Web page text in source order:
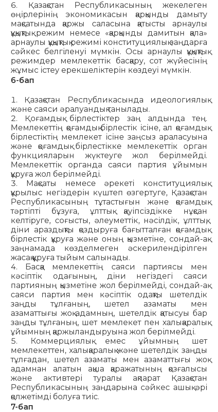
Қазақстан Республикасының жекелеген
өңірлерінің экономикасын қарқынды дамыту
мақсатында қаржы саласына қатысты арнаулы
құқықтық режим немесе «қарқынды дамитын қала»
арнаулы құқықтық режимі конституциялық заңдарға
сәйкес белгіленуі мүмкін. Осы арнаулы құқықтық
режимдер мемлекеттік басқару, сот жүйесінің
жұмыс істеу ерекшеліктерін көздеуі мүмкін.
6-бап
Қазақстан Республикасында идеологиялық
және саяси әралуандық танылады.
Қоғамдық бірлестіктер заң алдында тең.
Мемлекеттің қоғамдық бірлестік ісіне, ал қоғамдық
бірлестіктің мемлекет ісіне заңсыз араласуына
және қоғамдық бірлестікке мемлекеттік орган
функцияларын жүктеуге жол берілмейді.
Мемлекеттік органда саяси партия ұйымын
құруға жол берілмейді.
Мақсаты немесе әрекеті конституциялық
құрылыс негіздерін күштеп өзгертуге, Қазақстан
Республикасының тұтастығын және қоғамдық
тәртіпті бұзуға, ұлттық қауіпсіздікке нұқсан
келтіруге, соғысты, әлеуметтік, нәсілдік, ұлттық,
діни араздықты қоздыруға бағытталған қоғамдық
бірлестік құруға және оның қызметіне, сондай-ақ
заңнамада көзделмеген әскерилендірілген
жасақ құруға тыйым салынады.
Басқа мемлекеттің саяси партиясы мен
кәсіптік одағының, діни негіздегі саяси
партияның қызметіне жол берілмейді, сондай-ақ
саяси партия мен кәсіптік одақты шетелдік
заңды тұлғаның, шетел азаматы мен
азаматтығы жоқ адамның, шетелдік қатысуы бар
заңды тұлғаның, шет мемлекет пен халықаралық
ұйымның қаржыландыруына жол берілмейді.
Коммерциялық емес ұйымның шет
мемлекеттен, халықаралық және шетелдік заңды
тұлғадан, шетел азаматы мен азаматтығы жоқ
адамнан алатын ақша қаражатының қозғалысы
және активтері туралы ақпарат Қазақстан
Республикасының заңдарына сәйкес ашық әрі
қолжетімді болуға тиіс.
7-бап